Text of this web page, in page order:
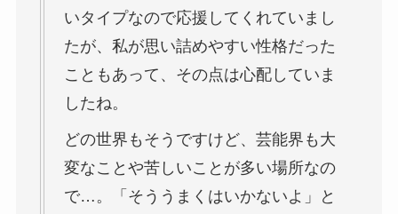
いタイプなので応援してくれていまし
たが、私が思い詰めやすい性格だった
こともあって、その点は心配していま
したね。
どの世界もそうですけど、芸能界も大
変なことや苦しいことが多い場所なの
で…。「そううまくはいかないよ」と